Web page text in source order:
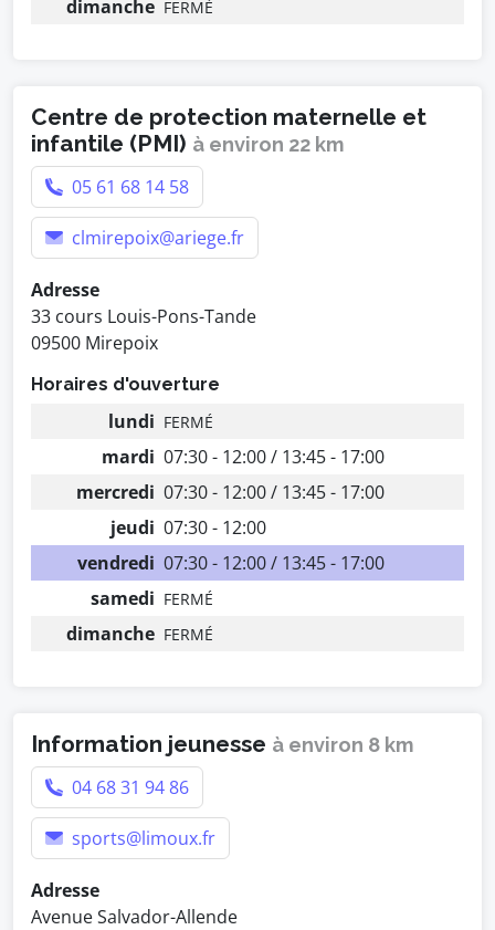
dimanche FERMÉ
Centre de protection maternelle et
infantile (PMI) à environ 22 km
05 61 68 14 58
clmirepoix@ariege.fr
Adresse
33 cours Louis-Pons-Tande
09500 Mirepoix
Horaires d'ouverture
lundi FERMÉ
mardi 07:30 - 12:00 / 13:45 - 17:00
mercredi 07:30 - 12:00 / 13:45 - 17:00
jeudi 07:30 - 12:00
vendredi 07:30 - 12:00 / 13:45 - 17:00
samedi FERMÉ
dimanche FERMÉ
Information jeunesse à environ 8 km
04 68 31 94 86
sports@limoux.fr
Adresse
Avenue Salvador-Allende